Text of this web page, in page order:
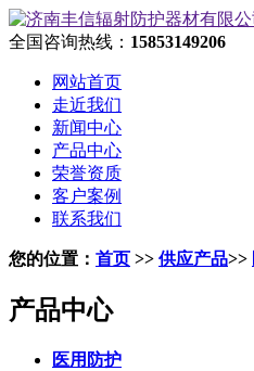
全国咨询热线： 15853149206
网站首页
走近我们
新闻中心
产品中心
荣誉资质
客户案例
联系我们
您的位置： 首页 >> 供应产品>>
产品中心
医用防护